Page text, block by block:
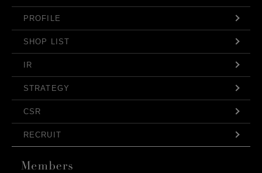
PROFILE
SHOP LIST
IR
STRATEGY
CSR
RECRUIT